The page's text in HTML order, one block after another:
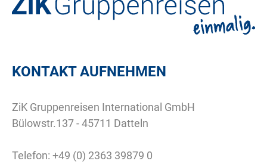
KONTAKT AUFNEHMEN
ZiK Gruppenreisen International GmbH
Bülowstr.137 - 45711 Datteln
Telefon: +49 (0) 2363 39879 0